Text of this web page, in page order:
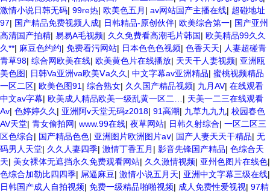
激情小说日韩无码| 99re热| 欧美色五月 | av网站国产主播在线| 超碰地址
97| 国产精品免费视频人成| 日韩精品-原创伙伴| 欧美综合第一| 国产亚州
高清国产拍精| 易易A毛视频| 久久免费看高潮毛片韩国| 欧美精品99久久
久**| 麻豆色约约| 免费看污网站| 日本色色色视频| 色香天天| 人妻超碰青
青草98| 综合网欧美在线| 欧美黄色片在线播放| 天天干人妻视频| 亚洲瓯
美色图| 日韩Va亚洲va欧美Ⅴa久久 | 中文字幕av亚洲精品| 蜜桃视频精品
一区二区| 欧美色图91 | 综合熟女| 久久国产精品视频| 九月AV| 在线观看
中文av字幕| 欧美成人精品欧美一级乱黄一区二… | 天美一二三在线观看
Av| 色婷婷久久 | 亚洲阿v天堂无码z2018| 91高潮| 九草九九九| 校园春色
AV天堂| 青女偷拍网| www.99在线| 夜草网站| 日韩久射综合| 一区二区三
区色综合| 国产精品色色| 亚洲图片欧洲图片aⅴ| 国产人妻天天干精品| 无
码男人天堂| 久久人妻四季| 激情丁香五月 | 影音先锋国产精品| 色综合天
天| 美女裸体无遮挡永久免费观看网站| 久久激情视频| 亚州色图片在线色|
色综合加勒比四四季| 屌逼麻豆| 激情小说五月天| 亚洲中文字幕三级在线|
日韩国产成人自拍视频| 免费一级精品啪啪视频| 成人免费性爱视视| 97精